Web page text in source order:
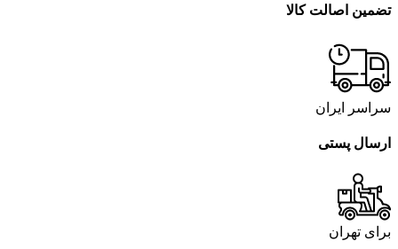
تضمین اصالت کالا
سراسر ایران
ارسال پستی
برای تهران